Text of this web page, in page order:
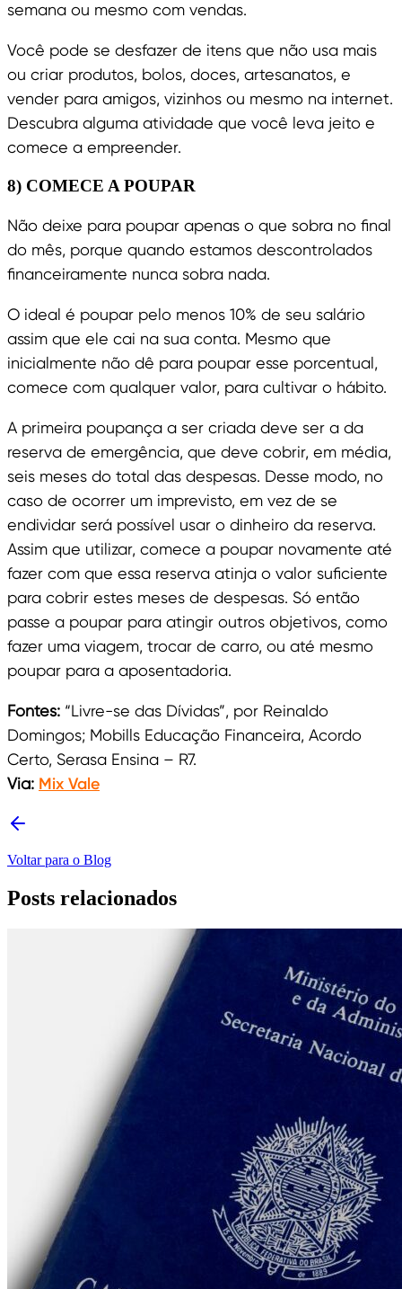
semana ou mesmo com vendas.
Você pode se desfazer de itens que não usa mais
ou criar produtos, bolos, doces, artesanatos, e
vender para amigos, vizinhos ou mesmo na internet.
Descubra alguma atividade que você leva jeito e
comece a empreender.
8) COMECE A POUPAR
Não deixe para poupar apenas o que sobra no final
do mês, porque quando estamos descontrolados
financeiramente nunca sobra nada.
O ideal é poupar pelo menos 10% de seu salário
assim que ele cai na sua conta. Mesmo que
inicialmente não dê para poupar esse porcentual,
comece com qualquer valor, para cultivar o hábito.
A primeira poupança a ser criada deve ser a da
reserva de emergência, que deve cobrir, em média,
seis meses do total das despesas. Desse modo, no
caso de ocorrer um imprevisto, em vez de se
endividar será possível usar o dinheiro da reserva.
Assim que utilizar, comece a poupar novamente até
fazer com que essa reserva atinja o valor suficiente
para cobrir estes meses de despesas. Só então
passe a poupar para atingir outros objetivos, como
fazer uma viagem, trocar de carro, ou até mesmo
poupar para a aposentadoria.
Fontes: “Livre-se das Dívidas”, por Reinaldo
Domingos; Mobills Educação Financeira, Acordo
Certo, Serasa Ensina – R7.
Via: Mix Vale
Voltar para o Blog
Posts relacionados